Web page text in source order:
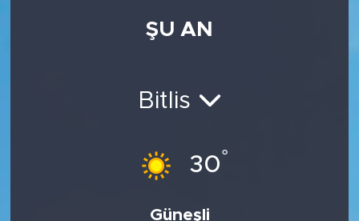
ŞU AN
Bitlis
30°
Güneşli